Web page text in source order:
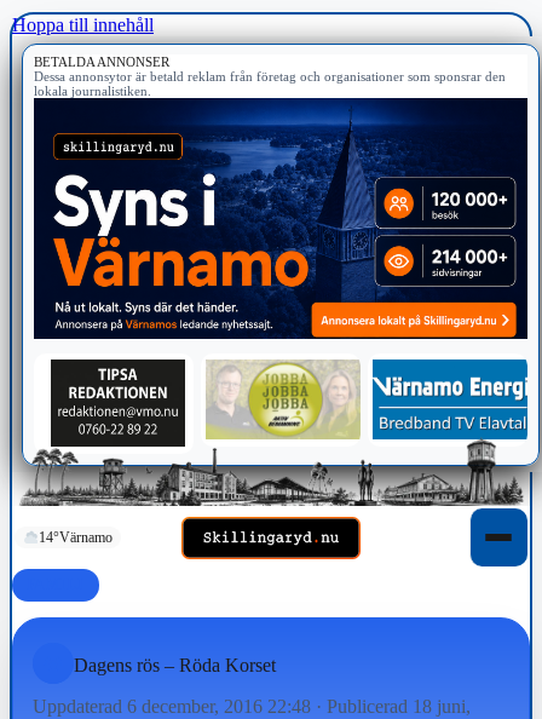
Hoppa till innehåll
BETALDA ANNONSER
Dessa annonsytor är betald reklam från företag och organisationer som sponsrar den
lokala journalistiken.
14°Värnamo
Dagens rös – Röda Korset
Uppdaterad 6 december, 2016 22:48 · Publicerad 18 juni,